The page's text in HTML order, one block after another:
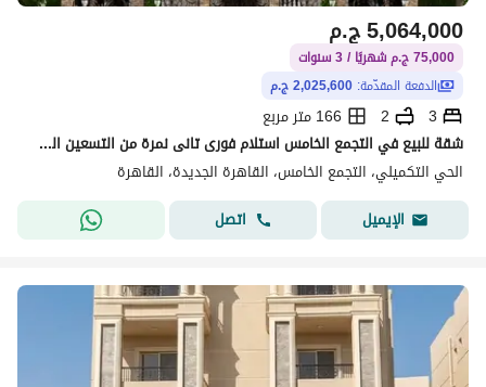
ج.م5,064,000
75,000 ج.م شهريًا / 3 سنوات
الدفعة المقدّمة: 2,025,600 ج.م
3
2
166 متر مربع
شقة للبيع في التجمع الخامس استلام فورى تانى نمرة من التسعين الشمالي
الحي التكميلي، التجمع الخامس، القاهرة الجديدة، القاهرة
الإيميل
اتصل